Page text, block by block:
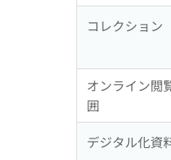
コレクション
オンライン閲
囲
デジタル化資